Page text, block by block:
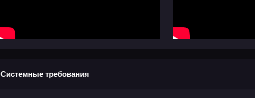
Системные требования